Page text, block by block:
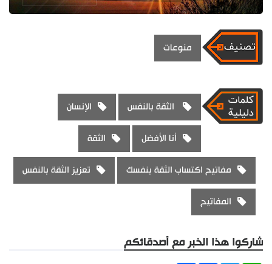
منوعات
الثقة بالنفس الإنسان
أنا الأفضل الثقة
مفاتيح اكتساب الثقة بنفسك تعزيز الثقة بالنفس
المفاتيح
شاركوا هذا الخبر مع أصدقائكم